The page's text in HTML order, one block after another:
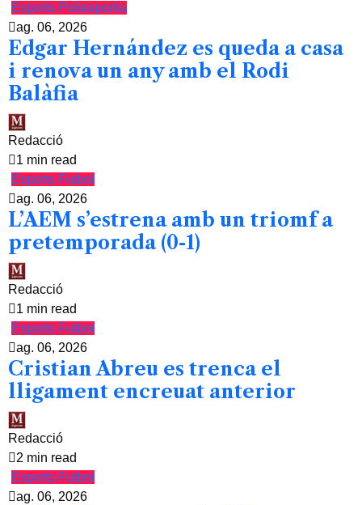
Esports Poliesportiu
ag. 06, 2026
Edgar Hernández es queda a casa
i renova un any amb el Rodi
Balàfia
Redacció
1 min read
Esports Futbol
ag. 06, 2026
L’AEM s’estrena amb un triomf a
pretemporada (0-1)
Redacció
1 min read
Esports Futbol
ag. 06, 2026
Cristian Abreu es trenca el
lligament encreuat anterior
Redacció
2 min read
Esports Futbol
ag. 06, 2026